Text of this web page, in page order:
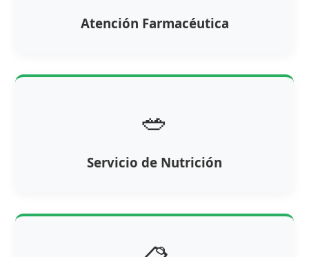
Atención Farmacéutica
🥗
Servicio de Nutrición